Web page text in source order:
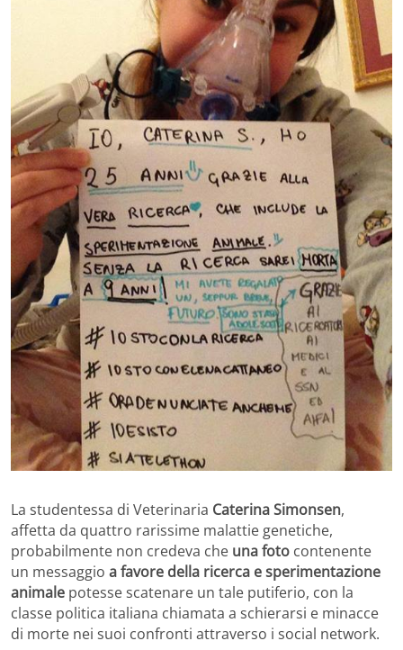
La studentessa di Veterinaria Caterina Simonsen,
affetta da quattro rarissime malattie genetiche,
probabilmente non credeva che una foto contenente
un messaggio a favore della ricerca e sperimentazione
animale potesse scatenare un tale putiferio, con la
classe politica italiana chiamata a schierarsi e minacce
di morte nei suoi confronti attraverso i social network.